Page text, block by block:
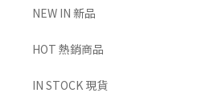
TOP 上身
NEW IN 新品
HOT 熱銷商品
IN STOCK 現貨